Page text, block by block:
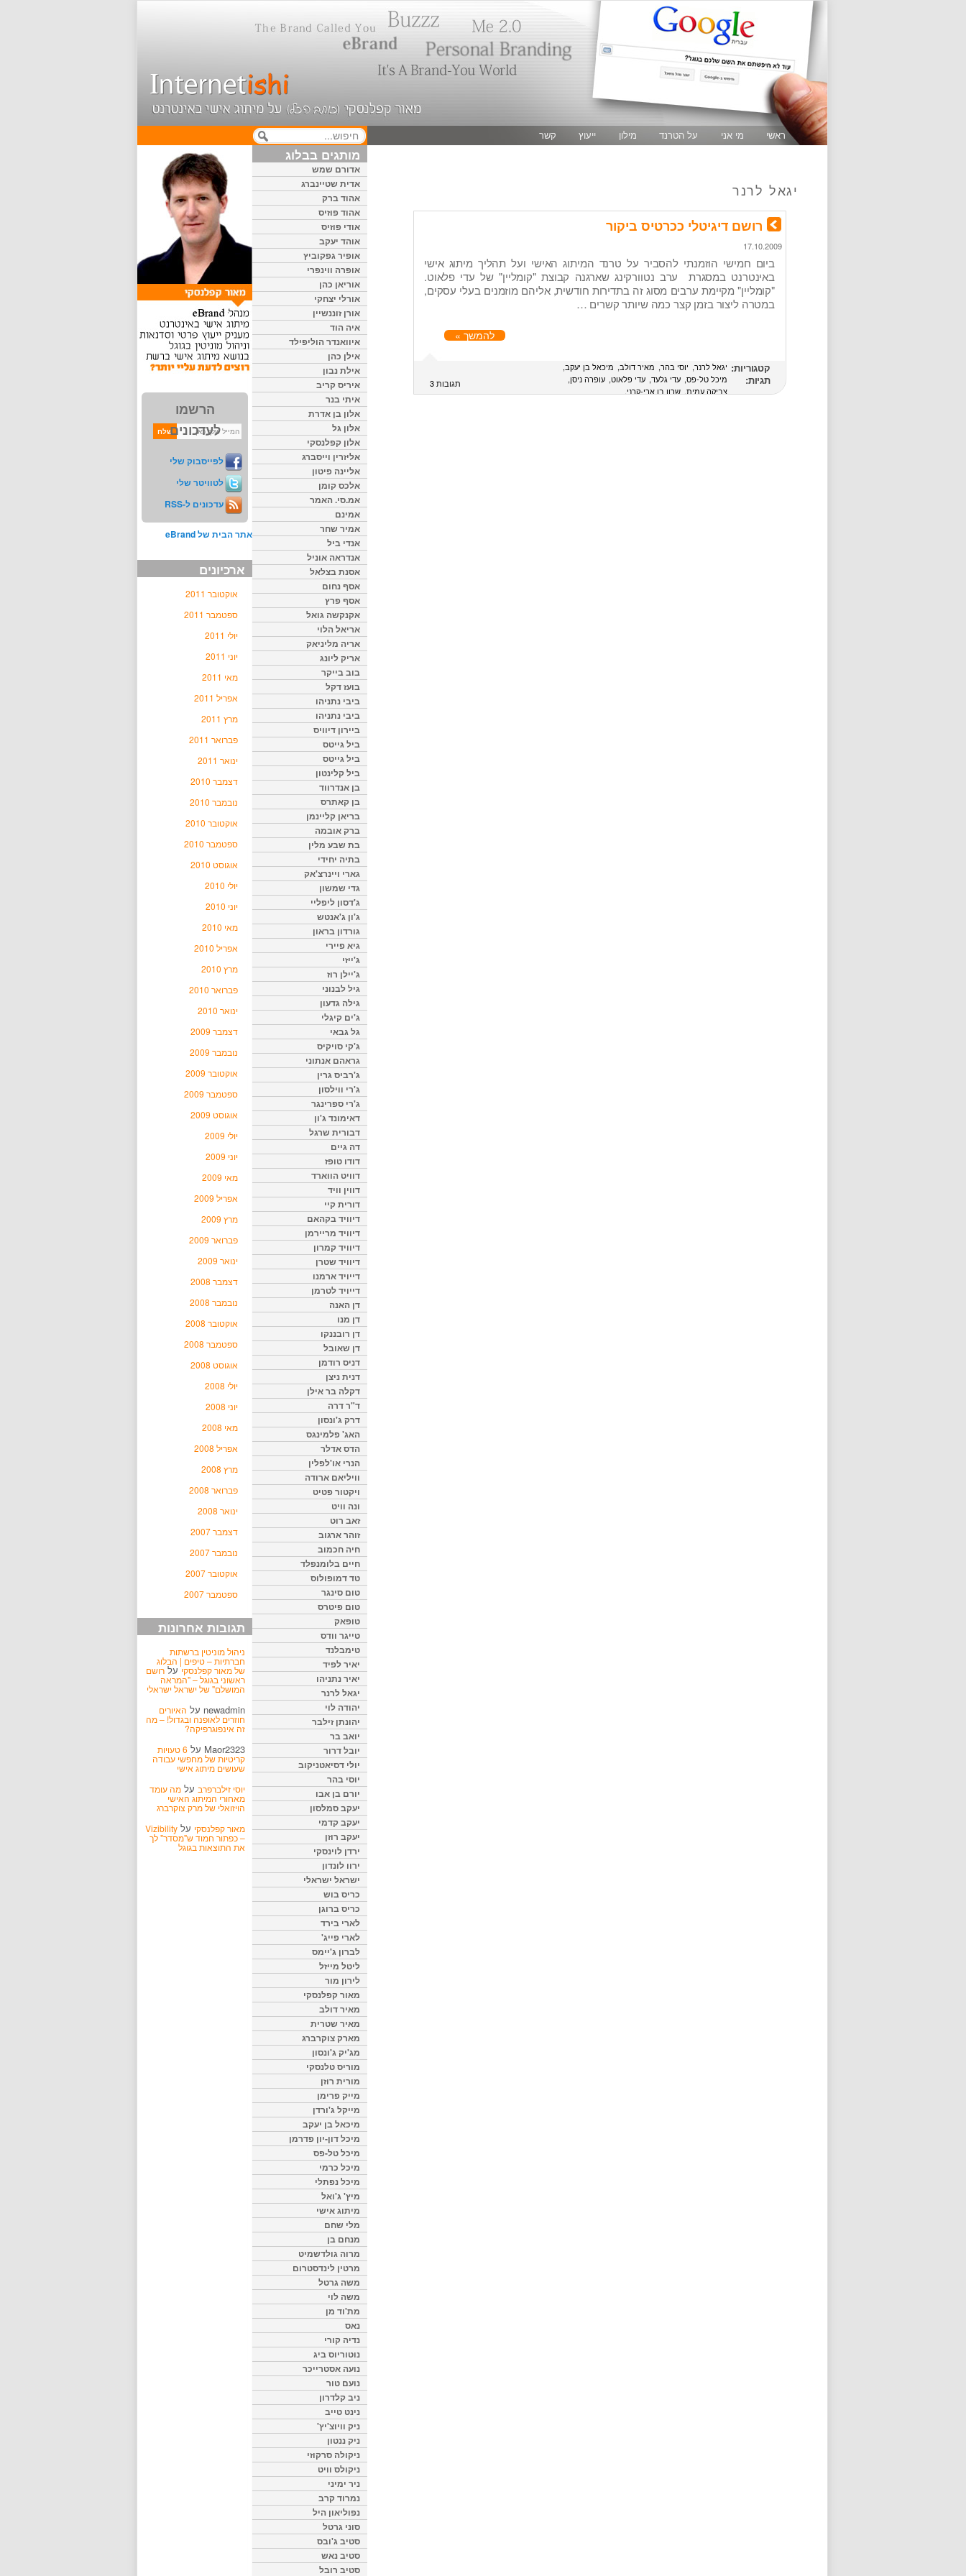
ראשי מי אני על הטרנד מילון ייעוץ קשר
יגאל לרנר
רושם דיגיטלי ככרטיס ביקור
17.10.2009
ביום חמישי הוזמנתי להסביר על טרנד המיתוג האישי ועל תהליך מיתוג אישי
באינטרנט במסגרת ערב נטוורקינג שארגנה קבוצת "קומליין" של עדי פלאוט.
"קומליין" מקיימת ערבים מסוג זה בתדירות חודשית, אליהם מוזמנים בעלי עסקים,
במטרה ליצור בזמן קצר כמה שיותר קשרים …
להמשך »
קטגוריות: יגאל לרנר יוסי בהר מאיר דולב מיכאל בן יעקב
מיכל טל-פס עדי גלעד עדי פלאוט עופרה ניסן
צביקה עמית שרון בן ארי-קרני
תגיות: תגובות 3
הרשמו
לעדכונים
לפייסבוק שלי
לטוויטר שלי
עדכונים ל-RSS
אתר הבית של eBrand
ארכיונים
אוקטובר 2011
ספטמבר 2011
יולי 2011
יוני 2011
מאי 2011
אפריל 2011
מרץ 2011
פברואר 2011
ינואר 2011
דצמבר 2010
נובמבר 2010
אוקטובר 2010
ספטמבר 2010
אוגוסט 2010
יולי 2010
יוני 2010
מאי 2010
אפריל 2010
מרץ 2010
פברואר 2010
ינואר 2010
דצמבר 2009
נובמבר 2009
אוקטובר 2009
ספטמבר 2009
אוגוסט 2009
יולי 2009
יוני 2009
מאי 2009
אפריל 2009
מרץ 2009
פברואר 2009
ינואר 2009
דצמבר 2008
נובמבר 2008
אוקטובר 2008
ספטמבר 2008
אוגוסט 2008
יולי 2008
יוני 2008
מאי 2008
אפריל 2008
מרץ 2008
פברואר 2008
ינואר 2008
דצמבר 2007
נובמבר 2007
אוקטובר 2007
ספטמבר 2007
תגובות אחרונות
ניהול מוניטין ברשתות
חברתיות – טיפים | הבלוג
של מאור קפלנסקיעל רושם
ראשוני בגוגל – "המראה
המושלם" של ישראל ישראלי
newadmin על האיורים
חוזרים לאופנה ובגדול! – מה
זה אינפוגרפיקה?
Maor2323 על 6 טעויות
קריטיות של מחפשי עבודה
שעושים מיתוג אישי
יוסי זילברפרב על מה עומד
מאחורי המיתוג האישי
הויזואלי של מרק צוקרברג
מאור קפלנסקי על Vizibility
– כפתור חמוד ש"מסדר" לך
את התוצאות בגוגל
מותגים בבלוג
אדורם שמש
אדית שטיינברג
אהוד ברק
אהוד פוזיס
אודי פוזיס
אוהד יעקב
אופיר גפקוביץ
אופרה ווינפרי
אוריאן כהן
אורלי יצחקי
אורן זוננשיין
איה הוד
איוואנדר הוליפילד
אילן כהן
אילת נבון
איריס קריב
איתי בנר
אלון בן אדרת
אלון גל
אלון קפלנסקי
אליזרין וייסברג
אליינה פיטון
אלכס קומן
אמ.סי. האמר
אמינם
אמיר שחר
אנדי ביל
אנדראה אוניל
אסנת בצלאל
אסף נחום
אסף פרץ
אקנקשה גואל
אריאל הלוי
אריה מליניאק
אריק ליונג
בוב בייקר
בועז דקל
ביבי נתניהו
ביבי נתניהו
ביירון דיוויס
ביל גייטס
ביל גייטס
ביל קלינטון
בן אנדרווד
בן קאתרס
בריאן קליינמן
ברק אובמה
בת שבע מלין
בתיה יחידי
גארי ויינרצ'אק
גדי שמשון
ג'דסון ליפליי
ג'ון ג'אנטש
גורדון בראון
גיא פיירי
ג'ייזי
ג'יילן רוז
גיל לבנוני
גילה גדעון
ג'ים קיגלי
גל גבאי
ג'קי סויקיס
גראהם אנתוני
ג'רביס גרין
ג'רי ווילסון
ג'רי ספרינגר
דאימונד ג'ון
דבורית שרגל
דה גיים
דודו טופז
דוויט הווארד
דווין וויד
דורית קיי
דיוויד בקהאם
דיוויד מריירמן
דיוויד קמרון
דיוויד שטרן
דייויד ארמנו
דייויד לטרמן
דן האנה
דן מנו
דן רובננקו
דן שאובל
דניס רודמן
דנית ניצן
דקלה בר אילן
ד"ר דרה
דרק ג'ונסון
האג' פלמינגס
הדס אדלר
הנרי או'לפלין
וויליאם ארודה
ויקטור פטיט
ונה וויט
זאב רוט
זוהר ארגוב
חיה חכמוב
חיים בלומנפלד
טד דמופולוס
טום סינגר
טום פיטרס
טופאק
טייגר וודס
טימבלנד
יאיר לפיד
יאיר נתניהו
יגאל לרנר
יהודה לוי
יהונתן זילבר
יואב בר
יובל דרור
יולי דסיאטניקוב
יוסי בהר
יורם בן אבו
יעקב סמלסון
יעקב קדמי
יעקב רוזן
ירדן לוינסקי
ירוו לונדון
ישראל ישראלי
כריס בוש
כריס ברוגן
לארי בירד
לארי פייג'
לברון ג'יימס
ליטל מייזל
לירון מור
מאור קפלנסקי
מאיר דולב
מאיר שטרית
מארק צוקרברג
מג'יק ג'ונסון
מוריס טלנסקי
מורית רוזן
מייק פרימן
מייקל ג'ורדן
מיכאל בן יעקב
מיכל דון-יון פדרמן
מיכל טל-פס
מיכל כרמי
מיכל נפתלי
מיץ' ג'ואל
מיתוג אישי
מלי שחם
מנחם בן
מרוה גולדשמיט
מרטין לינדסטרום
משה גרטל
משה לוי
מת'וד מן
נאס
נדיה קורי
נוטוריוס ביג
נועה אסטרייכר
נועם טור
ניב קלדרון
נינט טייב
ניק וויוצ'יץ'
ניק ננטון
ניקולה סרקוזי
ניקולס וויט
ניר ימיני
נמרוד קרב
נפוליאון היל
סוני גרטל
סטיב ג'ובס
סטיב נאש
סטיב רובל